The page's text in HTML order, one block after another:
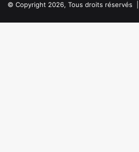
© Copyright 2026, Tous droits réservés |